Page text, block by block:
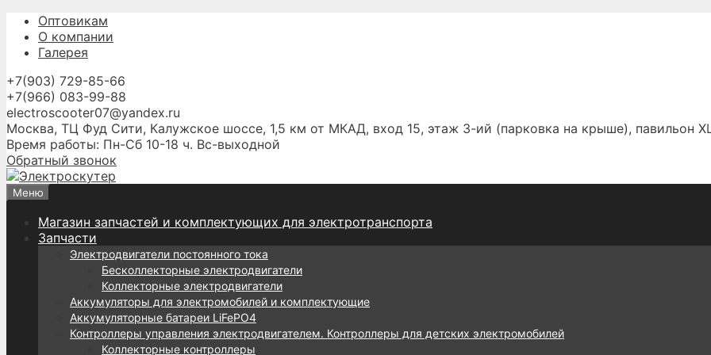
Перейти
содержимому
Оптовикам
О компании
Галерея
+7(903) 729-85-66
+7(966) 083-99-88
electroscooter07@yandex.ru
Москва, ТЦ Фуд Сити, Калужское шоссе, 1,5 км от МКАД, вход 15, этаж 3-ий (парковка на крыше), павильон
Время работы: Пн-Сб 10-18 ч. Вс-выходной
Обратный звонок
Меню
Магазин запчастей и комплектующих для электротранспорта
Запчасти
Электродвигатели постоянного тока
Бесколлекторные электродвигатели
Коллекторные электродвигатели
Аккумуляторы для электромобилей и комплектующие
Аккумуляторные батареи LiFePO4
Контроллеры управления электродвигателем. Контроллеры для детских электромобилей
Коллекторные контроллеры